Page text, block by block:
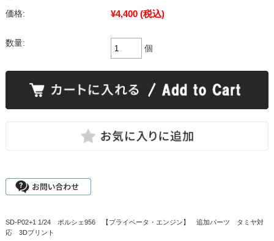
価格: ¥4,400 (税込)
数量:
個
SD-P02+1 1/24 ポルシェ956 【プライベータ・エンジン】 追加パーツ タミヤ対
応 3Dプリント